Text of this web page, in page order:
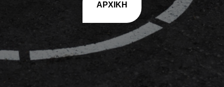
ΑΡΧΙΚΗ